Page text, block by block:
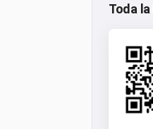
Toda